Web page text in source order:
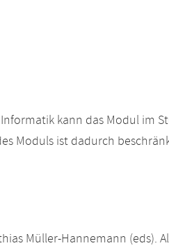
kann das Modul im
Moduls ist dadurch
Müller-Hannemann (eds).